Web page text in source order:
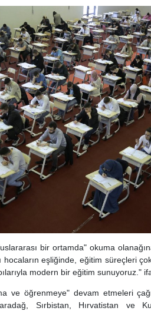
bir ortamda" okuma
hocaların eşliğinde, eğitim süreçleri
modern bir eğitim sunuyoruz."
ve öğrenmeye" devam etmeleri
Sırbistan, Hırvatistan ve